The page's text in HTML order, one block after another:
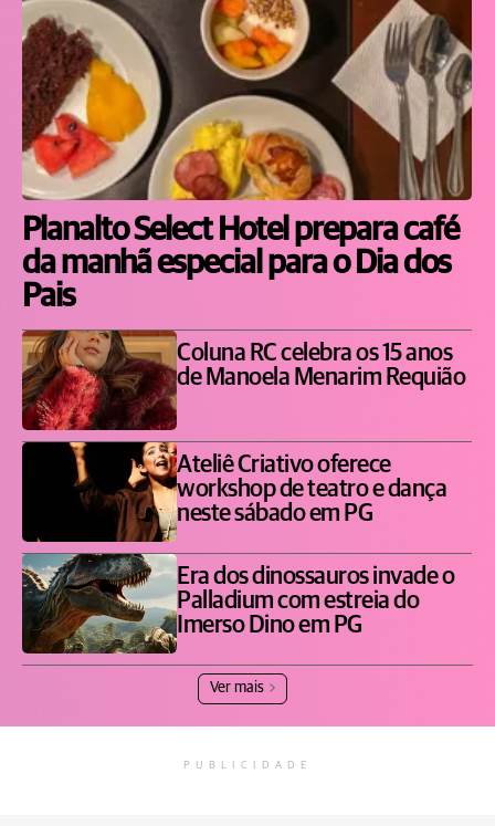
Planalto Select Hotel prepara café
da manhã especial para o Dia dos
Pais
Coluna RC celebra os 15 anos
de Manoela Menarim Requião
Ateliê Criativo oferece
workshop de teatro e dança
neste sábado em PG
Era dos dinossauros invade o
Palladium com estreia do
Imerso Dino em PG
Ver mais
PUBLICIDADE